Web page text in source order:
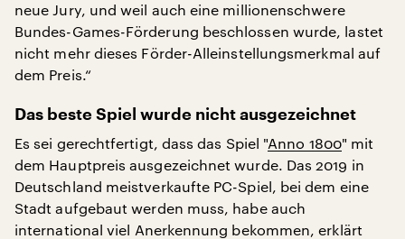
neue Jury, und weil auch eine millionenschwere
Bundes-Games-Förderung beschlossen wurde, lastet
nicht mehr dieses Förder-Alleinstellungsmerkmal auf
dem Preis.“
Das beste Spiel wurde nicht ausgezeichnet
Es sei gerechtfertigt, dass das Spiel "Anno 1800" mit
dem Hauptpreis ausgezeichnet wurde. Das 2019 in
Deutschland meistverkaufte PC-Spiel, bei dem eine
Stadt aufgebaut werden muss, habe auch
international viel Anerkennung bekommen, erklärt